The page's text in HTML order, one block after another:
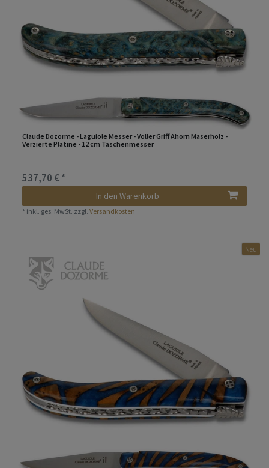
Claude Dozorme - Laguiole Messer - Voller Griff Ahorn Maserholz -
Verzierte Platine - 12 cm Taschenmesser
537,70 € *
In den Warenkorb
* inkl. ges. MwSt. zzgl.Versandkosten
Neu